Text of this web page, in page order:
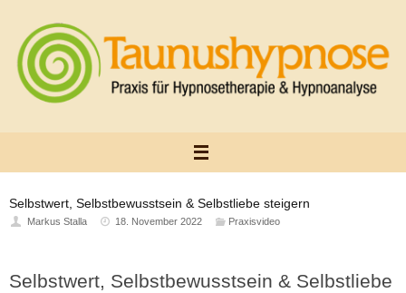
springen
Selbstwert, Selbstbewusstsein & Selbstliebe steigern
Markus Stalla 18. November 2022 Praxisvideo
Selbstwert, Selbstbewusstsein & Selbstliebe